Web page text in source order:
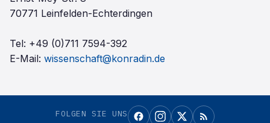
70771 Leinfelden-Echterdingen
Tel: +49 (0)711 7594-392
E-Mail: wissenschaft@konradin.de
FOLGEN SIE UNS